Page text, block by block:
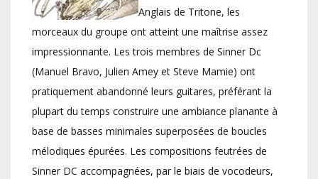
Anglais de Tritone, les
morceaux du groupe ont atteint une maîtrise assez
impressionnante. Les trois membres de Sinner Dc
(Manuel Bravo, Julien Amey et Steve Mamie) ont
pratiquement abandonné leurs guitares, préférant la
plupart du temps construire une ambiance planante à
base de basses minimales superposées de boucles
mélodiques épurées. Les compositions feutrées de
Sinner DC accompagnées, par le biais de vocodeurs,